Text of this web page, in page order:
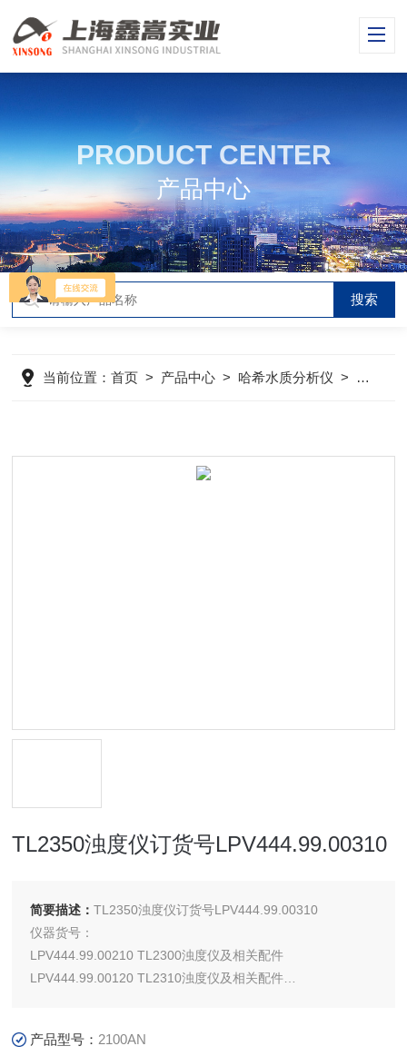
PRODUCT CENTER
产品中心
当前位置：首页 > 产品中心 > 哈希水质分析仪 > 哈希浊
TL2350浊度仪订货号LPV444.99.00310
简要描述：TL2350浊度仪订货号LPV444.99.00310
仪器货号：
LPV444.99.00210 TL2300浊度仪及相关配件
LPV444.99.00120 TL2310浊度仪及相关配件
产品型号： 2100AN